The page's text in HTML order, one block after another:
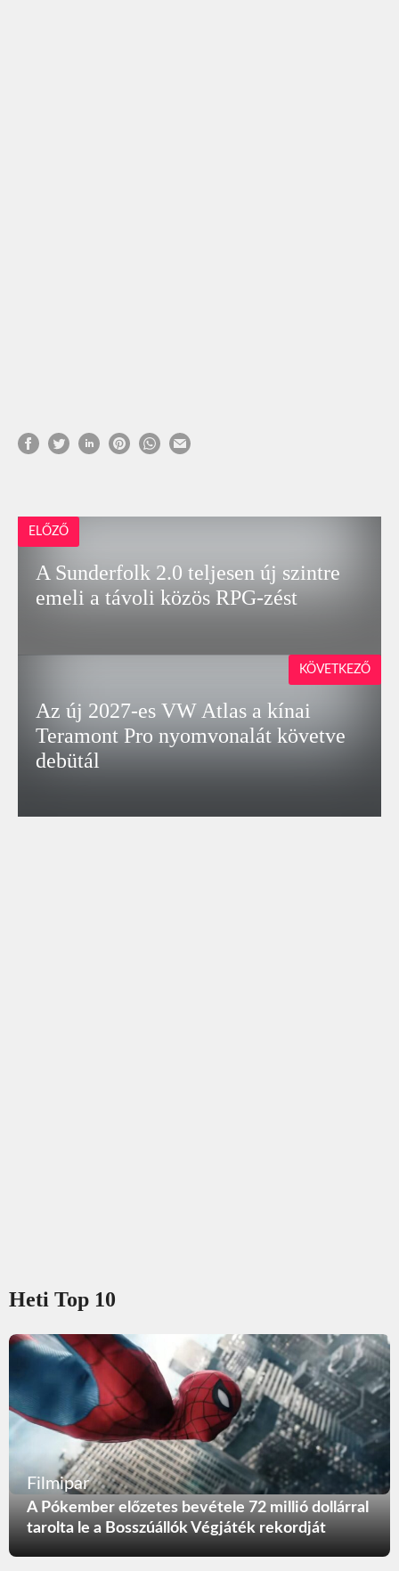
ELŐZŐ
A Sunderfolk 2.0 teljesen új szintre
emeli a távoli közös RPG‑zést
Az új 2027-es VW Atlas a kínai
Teramont Pro nyomvonalát követve
debütál
KÖVETKEZŐ
Heti Top 10
Filmipar
A Pókember előzetes bevétele 72 millió dollárral
tarolta le a Bosszúállók Végjáték rekordját